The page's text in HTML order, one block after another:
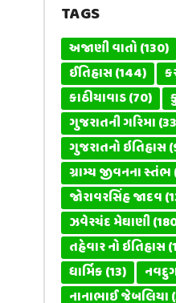
TAGS
અજાણી વાતો(130)
ઈતિહાસ(144)
કાઠીયાવાડ(70)
ગુજરાતની ગરિમા
ગુજરાતનો ઇતિહાસ
ગ્રામ્ય જીવનના સ્તંભ
જોરાવરસિંહ જાદવ
ઝવેરચંદ મેઘાણી
તહેવાર નો ઇતિહાસ
ધાર્મિક(13)
નાનાભાઈ જેબલિયા